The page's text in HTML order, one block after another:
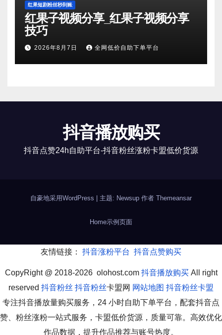
红果短剧粉丝秒到账
红果子视频分享_红果子视频分享
技巧
2026年8月7日 全网低价自助下单平台
抖音播放购买
抖音点赞24h自助平台-抖音粉丝涨粉卡盟低价货源
自豪地采用WordPress 主题: Newsup 作者 Themeansar
Home示例页面
友情链接： 抖音涨粉平台 抖音点赞购买
CopyRight @ 2018-2026 olohost.com 抖音播放购买All right
reserved 抖音粉丝 抖音粉丝卡盟网 网站地图 抖音粉丝卡盟
专注抖音播放量购买服务，24 小时自助下单平台，配套抖音点
赞、粉丝涨粉一站式服务，卡盟低价货源，质量可靠。高效优化
作品数据，提升作品推荐与账号热度。